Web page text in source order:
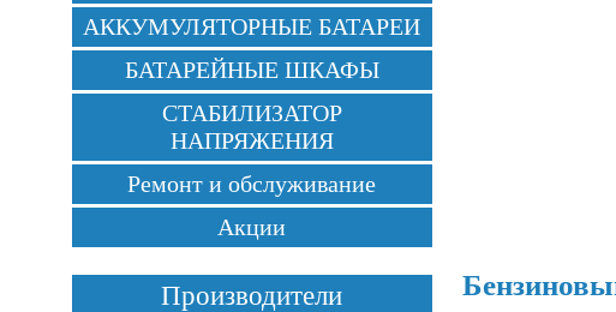
АККУМУЛЯТОРНЫЕ БАТАРЕИ
БАТАРЕЙНЫЕ ШКАФЫ
СТАБИЛИЗАТОР
НАПРЯЖЕНИЯ
Ремонт и обслуживание
Акции
Производители